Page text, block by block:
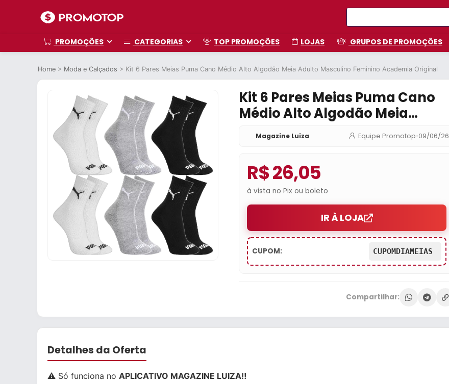
PROMOÇÕES CATEGORIAS TOP PROMOÇÕES LOJAS GRUPOS DE PROMOÇÕES
Home > Moda e Calçados > Kit 6 Pares Meias Puma Cano Médio Alto Algodão Meia Adulto Masculino Feminino Academia Original
Kit 6 Pares Meias Puma Cano
Médio Alto Algodão Meia
Adulto Masculino Feminino
Academia Original
Magazine Luiza Equipe Promotop•09/06/26
R$ 26,05
à vista no Pix ou boleto
IR À LOJA
CUPOM: CUPOMDIAMEIAS
Compartilhar:
Detalhes da Oferta
⚠️ Só funciona no APLICATIVO MAGAZINE LUIZA‼️